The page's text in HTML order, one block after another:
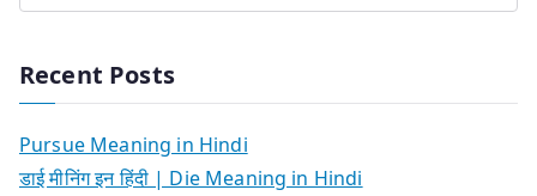
Recent Posts
Pursue Meaning in Hindi
डाई मीनिंग इन हिंदी | Die Meaning in Hindi